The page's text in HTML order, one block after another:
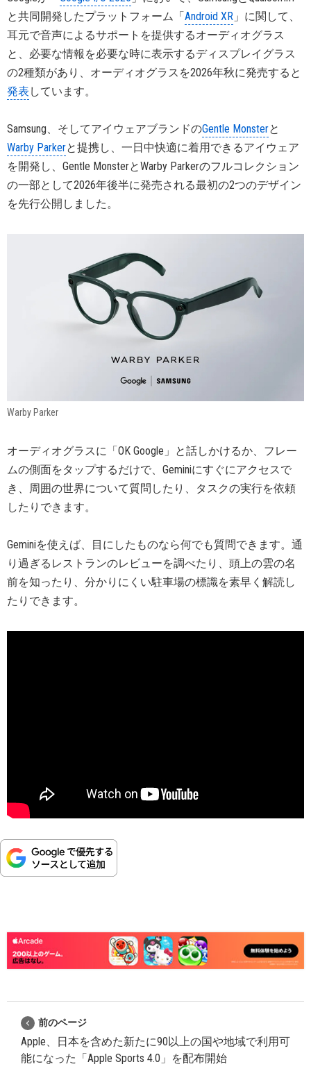
と共同開発したプラットフォーム「Android XR 」に関して、
耳元で音声によるサポートを提供するオーディオグラス
と、必要な情報を必要な時に表示するディスプレイグラス
の2種類があり、オーディオグラスを2026年秋に発売すると
発表 しています。
Samsung、そしてアイウェアブランドのGentle Monsterと
Warby Parkerと提携し、一日中快適に着用できるアイウェア
を開発し、Gentle MonsterとWarby Parkerのフルコレクション
の一部として2026年後半に発売される最初の2つのデザイン
を先行公開しました。
Warby Parker
オーディオグラスに「OK Google」と話しかけるか、フレー
ムの側面をタップするだけで、Geminiにすぐにアクセスで
き、周囲の世界について質問したり、タスクの実行を依頼
したりできます。
Geminiを使えば、目にしたものなら何でも質問できます。通
り過ぎるレストランのレビューを調べたり、頭上の雲の名
前を知ったり、分かりにくい駐車場の標識を素早く解読し
たりできます。
前のページ
Apple、日本を含めた新たに90以上の国や地域で利用可
能になった「Apple Sports 4.0」を配布開始